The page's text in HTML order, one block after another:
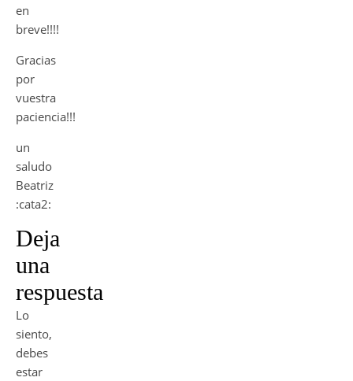
en
breve!!!!
Gracias
por
vuestra
paciencia!!!
un
saludo
Beatriz
:cata2:
Deja
una
respuesta
Lo
siento,
debes
estar